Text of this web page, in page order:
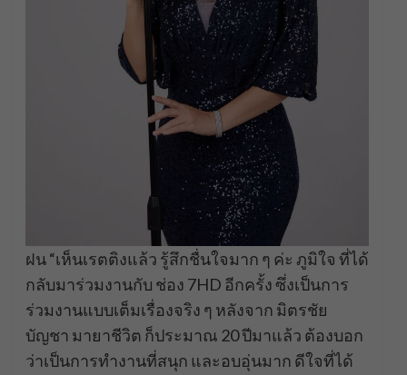
ฝน “เห็นเรตติงแล้ว รู้สึกชื่นใจมาก ๆ ค่ะ ภูมิใจ ที่ได้
กลับมาร่วมงานกับ ช่อง 7HD อีกครั้ง ซึ่งเป็นการ
ร่วมงานแบบเต็มเรื่องจริง ๆ หลังจาก มิตรชัย
บัญชา มายาชีวิต ก็ประมาณ 20 ปีมาแล้ว ต้องบอก
ว่าเป็นการทำงานที่สนุก และอบอุ่นมาก ดีใจที่ได้